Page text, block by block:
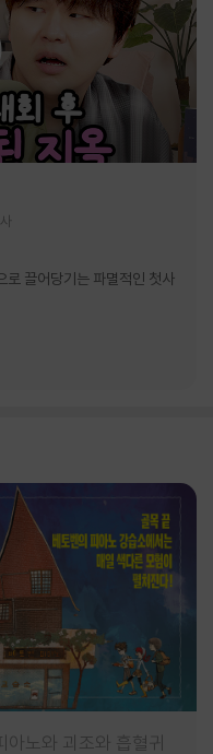
로 끌어당기는 파멸적인 첫사
아노와 괴조와 흡혈귀